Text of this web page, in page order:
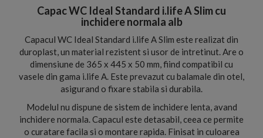
Capac WC Ideal Standard i.life A Slim cu
inchidere normala alb
Capacul WC Ideal Standard i.life A Slim este realizat din
duroplast, un material rezistent si usor de intretinut. Are o
dimensiune de 365 x 445 x 50 mm, fiind compatibil cu
vasele din gama i.life A. Este prevazut cu balamale din otel,
asigurand o fixare stabila si durabila.
Modelul nu dispune de sistem de inchidere lenta, avand
inchidere normala. Capacul este detasabil, ceea ce permite
o curatare facila si o montare rapida. Finisat in culoarea